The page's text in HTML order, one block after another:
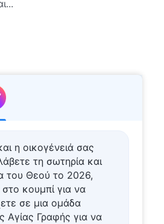
η οικογένειά σας
τη σωτηρία και
του Θεού το 2026,
κουμπί για να
σε μια ομάδα
Αγίας Γραφής για να